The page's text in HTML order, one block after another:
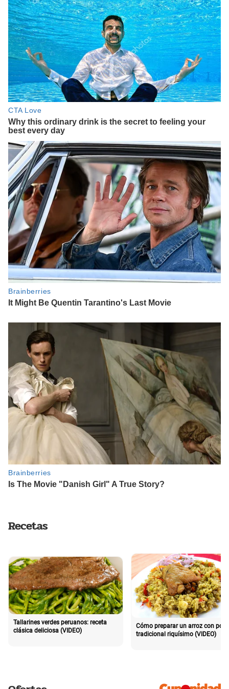
Recetas
Tallarines verdes peruanos: receta
clásica deliciosa (VIDEO)
Cómo preparar un arroz con pollo
tradicional riquísimo (VIDEO)